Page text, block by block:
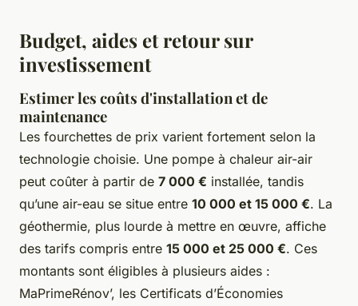
Budget, aides et retour sur
investissement
Estimer les coûts d'installation et de
maintenance
Les fourchettes de prix varient fortement selon la
technologie choisie. Une pompe à chaleur air-air
peut coûter à partir de 7 000 € installée, tandis
qu’une air-eau se situe entre 10 000 et 15 000 €. La
géothermie, plus lourde à mettre en œuvre, affiche
des tarifs compris entre 15 000 et 25 000 €. Ces
montants sont éligibles à plusieurs aides :
MaPrimeRénov’, les Certificats d’Économies